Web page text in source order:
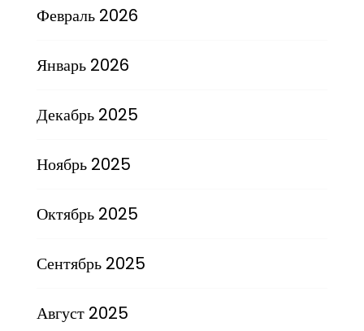
Февраль 2026
Январь 2026
Декабрь 2025
Ноябрь 2025
Октябрь 2025
Сентябрь 2025
Август 2025